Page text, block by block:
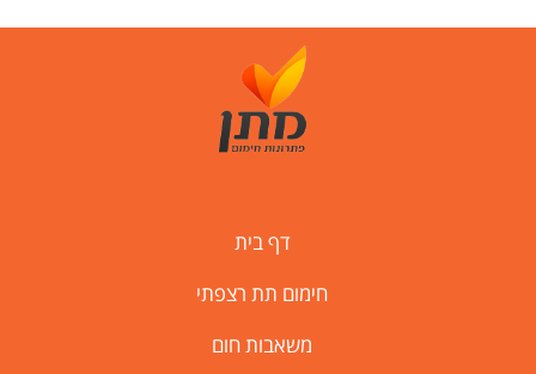
דף בית
חימום תת רצפתי
משאבות חום